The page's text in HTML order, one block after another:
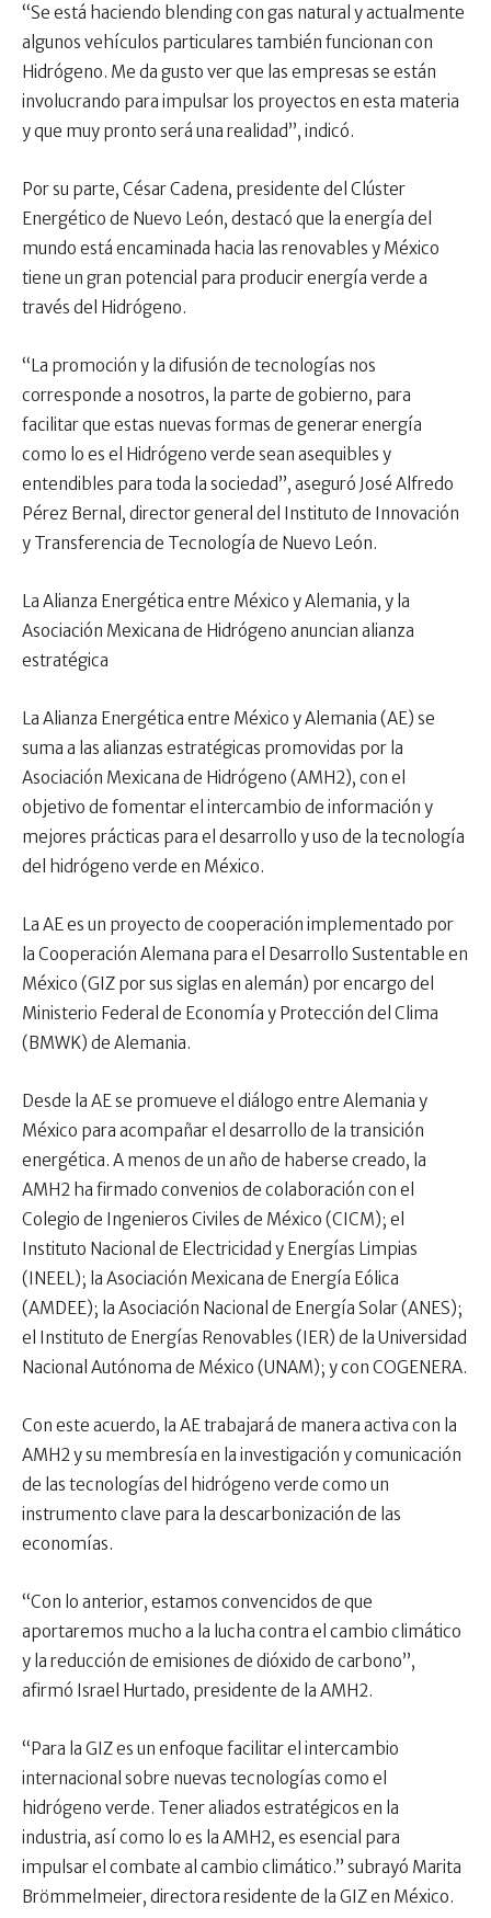
“Se está haciendo blending con gas natural y actualmente
algunos vehículos particulares también funcionan con
Hidrógeno. Me da gusto ver que las empresas se están
involucrando para impulsar los proyectos en esta materia
y que muy pronto será una realidad”, indicó.
Por su parte, César Cadena, presidente del Clúster
Energético de Nuevo León, destacó que la energía del
mundo está encaminada hacia las renovables y México
tiene un gran potencial para producir energía verde a
través del Hidrógeno.
“La promoción y la difusión de tecnologías nos
corresponde a nosotros, la parte de gobierno, para
facilitar que estas nuevas formas de generar energía
como lo es el Hidrógeno verde sean asequibles y
entendibles para toda la sociedad”, aseguró José Alfredo
Pérez Bernal, director general del Instituto de Innovación
y Transferencia de Tecnología de Nuevo León.
La Alianza Energética entre México y Alemania, y la
Asociación Mexicana de Hidrógeno anuncian alianza
estratégica
La Alianza Energética entre México y Alemania (AE) se
suma a las alianzas estratégicas promovidas por la
Asociación Mexicana de Hidrógeno (AMH2), con el
objetivo de fomentar el intercambio de información y
mejores prácticas para el desarrollo y uso de la tecnología
del hidrógeno verde en México.
La AE es un proyecto de cooperación implementado por
la Cooperación Alemana para el Desarrollo Sustentable en
México (GIZ por sus siglas en alemán) por encargo del
Ministerio Federal de Economía y Protección del Clima
(BMWK) de Alemania.
Desde la AE se promueve el diálogo entre Alemania y
México para acompañar el desarrollo de la transición
energética. A menos de un año de haberse creado, la
AMH2 ha firmado convenios de colaboración con el
Colegio de Ingenieros Civiles de México (CICM); el
Instituto Nacional de Electricidad y Energías Limpias
(INEEL); la Asociación Mexicana de Energía Eólica
(AMDEE); la Asociación Nacional de Energía Solar (ANES);
el Instituto de Energías Renovables (IER) de la Universidad
Nacional Autónoma de México (UNAM); y con COGENERA.
Con este acuerdo, la AE trabajará de manera activa con la
AMH2 y su membresía en la investigación y comunicación
de las tecnologías del hidrógeno verde como un
instrumento clave para la descarbonización de las
economías.
“Con lo anterior, estamos convencidos de que
aportaremos mucho a la lucha contra el cambio climático
y la reducción de emisiones de dióxido de carbono”,
afirmó Israel Hurtado, presidente de la AMH2.
“Para la GIZ es un enfoque facilitar el intercambio
internacional sobre nuevas tecnologías como el
hidrógeno verde. Tener aliados estratégicos en la
industria, así como lo es la AMH2, es esencial para
impulsar el combate al cambio climático.” subrayó Marita
Brömmelmeier, directora residente de la GIZ en México.